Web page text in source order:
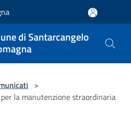
di Santarcangelo
>
la manutenzione straordinaria